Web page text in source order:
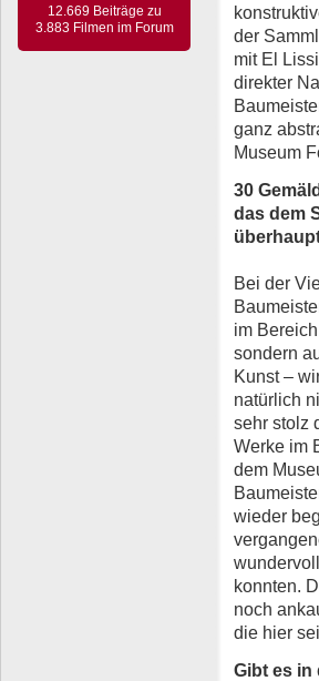
12.669 Beiträge zu
3.883 Filmen im Forum
der
mit El
direkter
ganz
Museum
30
das dem
Bei der
im
sondern
Kunst –
natürlich
sehr stolz
Werke im
dem
wieder
konnten.
noch
die hier
Gibt es in